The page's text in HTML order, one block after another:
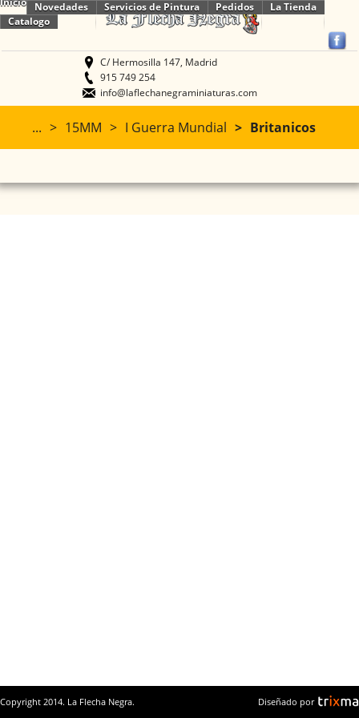
Novedades Servicios de Pintura Pedidos
La Tienda
Catalogo
C/ Hermosilla 147, Madrid
915 749 254
info@laflechanegraminiaturas.com
... 15MM I Guerra Mundial Britanicos
Copyright 2014. La Flecha Negra. Diseñado por